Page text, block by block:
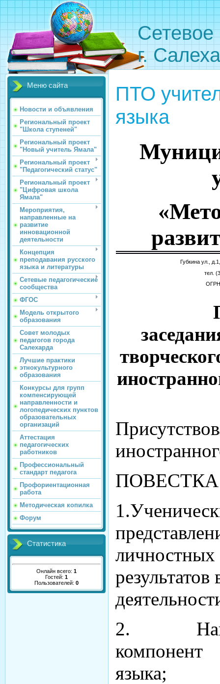
Сетевое
г.
Меню сайта
Новости и объявления
Региональный проект
"Школа ступеней"
Региональный проект
"Новый учитель Ямала"
Региональный проект
"Педагогический статус"
Региональный проект
"Цифровая школа
Ямала"
Мероприятия,
направленные на
развитие
инновационной
деятельности
Концепция
преподавания русского
языка и литературы
Сетевые педагогические
сообщества
ФГОС
Модель открытого
образования
Совет молодых
педагогов города
Салехарда
Лучшие практики
этнокультурного
образования
Конкурсы для групп
компенсирующей
направленности и
логопедических пунктов
образовательных
организаций
Аттестация
педагогических
работников
Профессиональный
стандарт педагога
Профориентационная
работа
Методическая копилка
Форум
Статистика
Онлайн всего: 1
Гостей: 1
Пользователей: 0
ПТО
языка
Губкина ул.,
тел .
ОГРН
2.
компонент
языка;